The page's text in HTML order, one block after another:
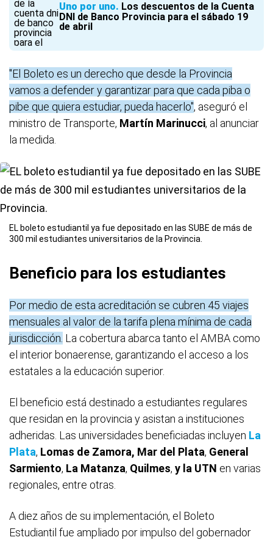
Uno por uno Los descuentos de la Cuenta
DNI de Banco Provincia para el sábado 19
de abril
"El Boleto es un derecho que desde la Provincia
vamos a defender y garantizar para que cada piba o
pibe que quiera estudiar, pueda hacerlo", aseguró el
ministro de Transporte, Martín Marinucci, al anunciar
la medida.
EL boleto estudiantil ya fue depositado en las SUBE de más de
300 mil estudiantes universitarios de la Provincia.
Beneficio para los estudiantes
Por medio de esta acreditación se cubren 45 viajes
mensuales al valor de la tarifa plena mínima de cada
jurisdicción. La cobertura abarca tanto el AMBA como
el interior bonaerense, garantizando el acceso a los
estatales a la educación superior.
El beneficio está destinado a estudiantes regulares
que residan en la provincia y asistan a instituciones
adheridas. Las universidades beneficiadas incluyen La
Plata, Lomas de Zamora, Mar del Plata, General
Sarmiento, La Matanza, Quilmes, y la UTN en varias
regionales, entre otras.
A diez años de su implementación, el Boleto
Estudiantil fue ampliado por impulso del gobernador